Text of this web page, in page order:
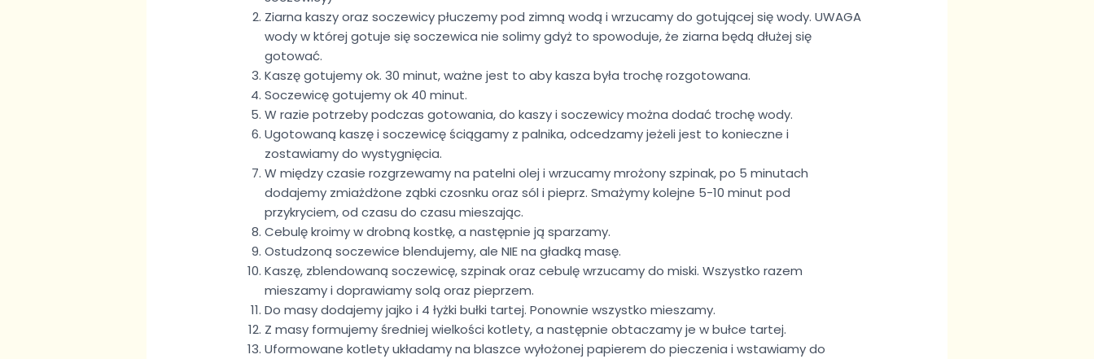
Ziarna kaszy oraz soczewicy płuczemy pod zimną wodą i wrzucamy do gotującej się wody. UWAGA
wody w której gotuje się soczewica nie solimy gdyż to spowoduje, że ziarna będą dłużej się
gotować.
Kaszę gotujemy ok. 30 minut, ważne jest to aby kasza była trochę rozgotowana.
Soczewicę gotujemy ok 40 minut.
W razie potrzeby podczas gotowania, do kaszy i soczewicy można dodać trochę wody.
Ugotowaną kaszę i soczewicę ściągamy z palnika, odcedzamy jeżeli jest to konieczne i
zostawiamy do wystygnięcia.
W między czasie rozgrzewamy na patelni olej i wrzucamy mrożony szpinak, po 5 minutach
dodajemy zmiażdżone ząbki czosnku oraz sól i pieprz. Smażymy kolejne 5-10 minut pod
przykryciem, od czasu do czasu mieszając.
Cebulę kroimy w drobną kostkę, a następnie ją sparzamy.
Ostudzoną soczewice blendujemy, ale NIE na gładką masę.
Kaszę, zblendowaną soczewicę, szpinak oraz cebulę wrzucamy do miski. Wszystko razem
mieszamy i doprawiamy solą oraz pieprzem.
Do masy dodajemy jajko i 4 łyżki bułki tartej. Ponownie wszystko mieszamy.
Z masy formujemy średniej wielkości kotlety, a następnie obtaczamy je w bułce tartej.
Uformowane kotlety układamy na blaszce wyłożonej papierem do pieczenia i wstawiamy do